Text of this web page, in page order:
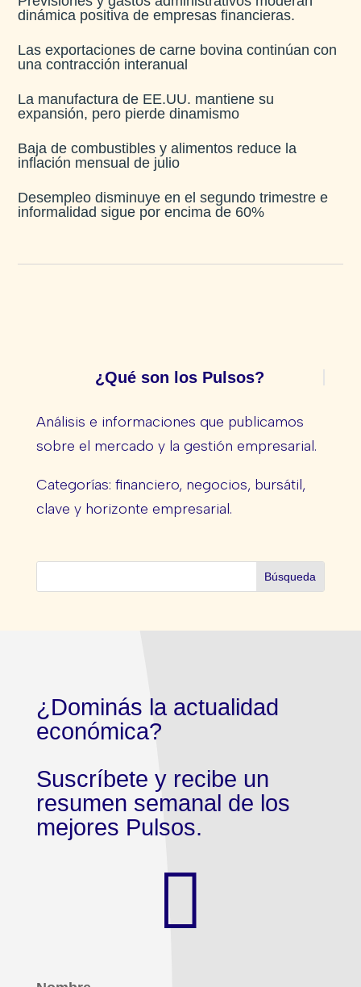
dinámica positiva de empresas financieras​.
Las exportaciones de carne bovina continúan con
una contracción interanual
La manufactura de EE.UU. mantiene su
expansión, pero pierde dinamismo
Baja de combustibles y alimentos reduce la
inflación mensual de julio​
Desempleo disminuye en el segundo trimestre e
informalidad sigue por encima de 60%
¿Qué son los Pulsos?
Análisis e informaciones que publicamos
sobre el mercado y la gestión empresarial.
Categorías: financiero, negocios, bursátil,
clave y horizonte empresarial.
¿Dominás la actualidad
económica?
Suscríbete y recibe un
resumen semanal de los
mejores Pulsos.
